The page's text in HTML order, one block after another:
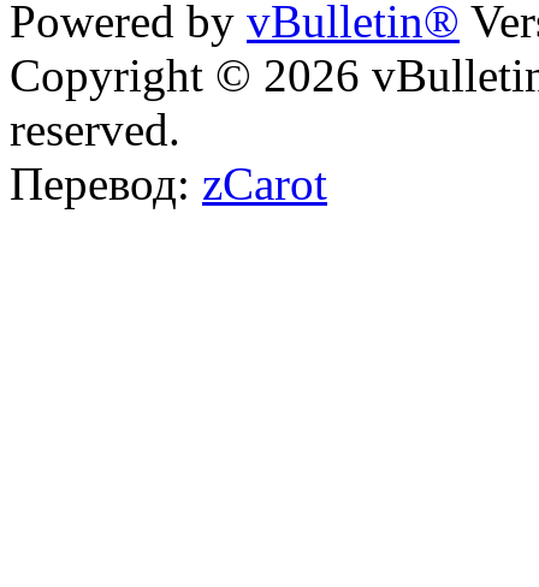
Powered by vBulletin®
Copyright © 2026
reserved.
Перевод: zCarot